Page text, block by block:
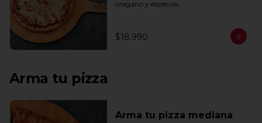
oregano y especias.
$18.990
Arma tu pizza
Arma tu pizza mediana